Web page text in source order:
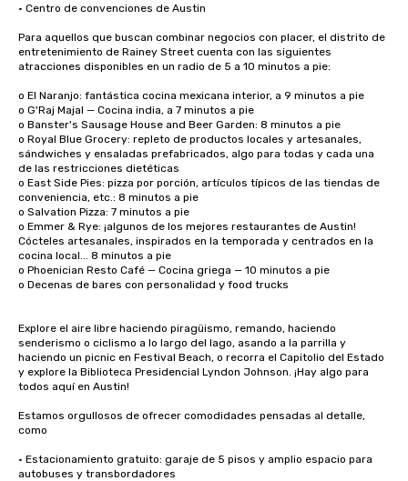
• Centro de convenciones de Austin
Para aquellos que buscan combinar negocios con placer, el distrito de
entretenimiento de Rainey Street cuenta con las siguientes
atracciones disponibles en un radio de 5 a 10 minutos a pie:
o El Naranjo: fantástica cocina mexicana interior, a 9 minutos a pie
o G'Raj Majal — Cocina india, a 7 minutos a pie
o Banster's Sausage House and Beer Garden: 8 minutos a pie
o Royal Blue Grocery: repleto de productos locales y artesanales,
sándwiches y ensaladas prefabricados, algo para todas y cada una
de las restricciones dietéticas
o East Side Pies: pizza por porción, artículos típicos de las tiendas de
conveniencia, etc.: 8 minutos a pie
o Salvation Pizza: 7 minutos a pie
o Emmer & Rye: ¡algunos de los mejores restaurantes de Austin!
Cócteles artesanales, inspirados en la temporada y centrados en la
cocina local... 8 minutos a pie
o Phoenician Resto Café — Cocina griega — 10 minutos a pie
o Decenas de bares con personalidad y food trucks
Explore el aire libre haciendo piragüismo, remando, haciendo
senderismo o ciclismo a lo largo del lago, asando a la parrilla y
haciendo un picnic en Festival Beach, o recorra el Capitolio del Estado
y explore la Biblioteca Presidencial Lyndon Johnson. ¡Hay algo para
todos aquí en Austin!
Estamos orgullosos de ofrecer comodidades pensadas al detalle,
como
• Estacionamiento gratuito: garaje de 5 pisos y amplio espacio para
autobuses y transbordadores